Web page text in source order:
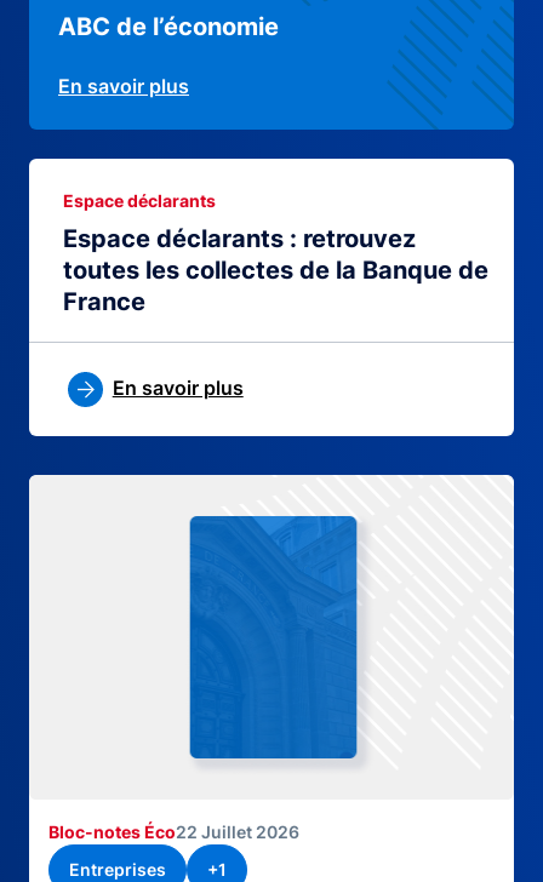
Bloc-notes Éco22 Juillet 2026
Entreprises
+1
ABC de l’économie
En savoir plus
Espace déclarants : retrouvez
toutes les collectes de la Banque de
France
Espace déclarants
En savoir plus